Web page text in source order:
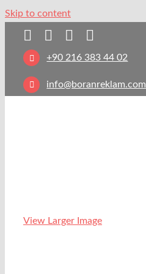
Skip to content
+90 216 383 44 02
info@boranreklam.com
View Larger Image